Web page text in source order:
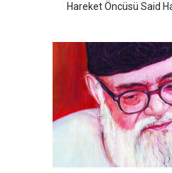
Hareket Öncüsü Said